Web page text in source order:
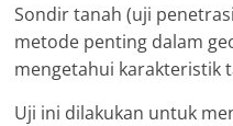
Sondir tanah (uji
metode penting dalam
mengetahui karakteristik
Uji ini dilakukan untuk